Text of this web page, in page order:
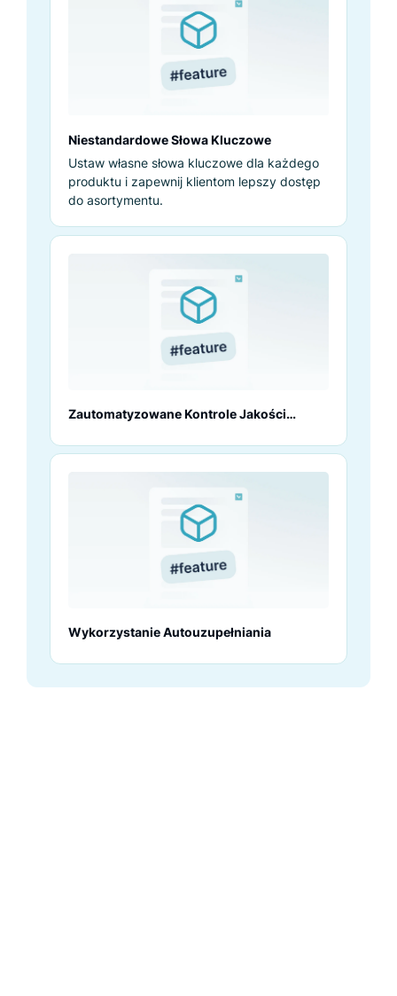
Niestandardowe Słowa Kluczowe
Ustaw własne słowa kluczowe dla każdego
produktu i zapewnij klientom lepszy dostęp
do asortymentu.
Zautomatyzowane Kontrole Jakości
Wykorzystanie Autouzupełniania